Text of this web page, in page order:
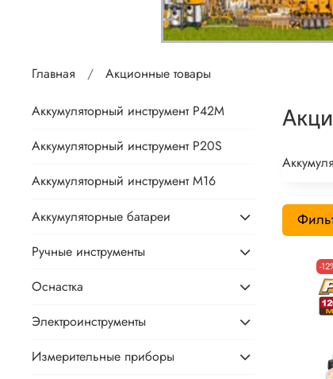
Главная Акционные товары
-
Аккумуляторный инструмент P42M
Аккумуляторный инструмент P20S
Аккумуляторный инструмент М16
Аккумуляторные батареи
Ручные инструменты
Оснастка
Электроинструменты
Измерительные приборы